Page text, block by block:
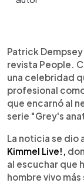
►
Patrick Dempsey
revista People.
una celebridad
profesional
que encarnó al
serie "Grey's
La noticia se dio
Kimmel Live!,
al escuchar que
hombre vivo